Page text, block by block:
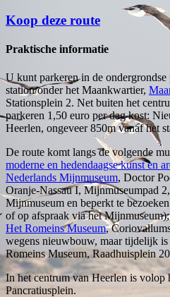
Koop deze route
Praktische informatie
U kunt parkeren in de ondergrondse
station/onder het Maankwartier,
Stationsplein 2. Net buiten het
parkeren 1,50 euro per dag kost:
Heerlen, ongeveer 850m vanaf het
De route komt langs de volgende
moderne en hedendaagse kunst en
Nederlands Mijnmuseum, Doctor
Oranje-Nassau I, Mijnmuseumpad
Mijnmuseum en beperkt te
of op afspraak via het Mijnmuseum);
Het Romeins Museum,
wegens nieuwbouw, maar tijdelijk
Romeins Museum, Raadhuisplein
In het centrum van Heerlen is volop
Pancratiusplein.